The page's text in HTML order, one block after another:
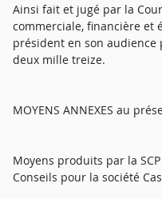
Ainsi fait et jugé par la
commerciale, financière et
président en son
deux mille treize.
MOYENS ANNEXES au
Moyens produits par la
Conseils pour la société